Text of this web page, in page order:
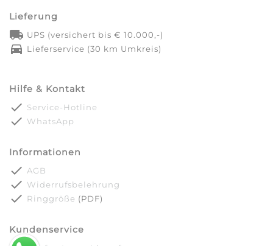
Lieferung
local_shipping UPS (versichert bis € 10.000,-)
directions_car Lieferservice (30 km Umkreis)
Hilfe & Kontakt
done Service-Hotline
done WhatsApp
Informationen
done AGB
done Widerrufsbelehrung
done Ringgröße (PDF)
Kundenservice